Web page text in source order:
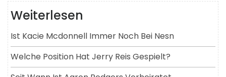
Weiterlesen
Ist Kacie Mcdonnell Immer Noch Bei Nesn
Welche Position Hat Jerry Reis Gespielt?